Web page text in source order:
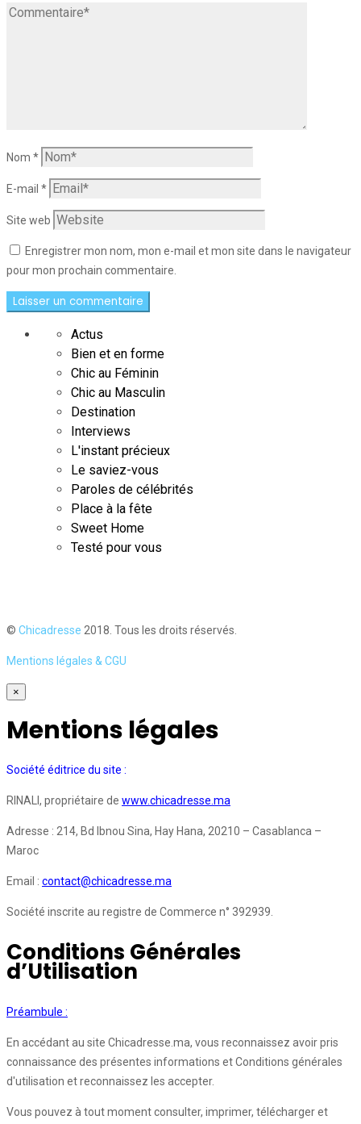
Nom *
E-mail *
Site web
Enregistrer mon nom, mon e-mail et mon site dans le navigateur
pour mon prochain commentaire.
Actus
Bien et en forme
Chic au Féminin
Chic au Masculin
Destination
Interviews
L'instant précieux
Le saviez-vous
Paroles de célébrités
Place à la fête
Sweet Home
Testé pour vous
© Chicadresse 2018. Tous les droits réservés.
Mentions légales & CGU
×
Mentions légales
Société éditrice du site :
RINALI, propriétaire de www.chicadresse.ma
Adresse : 214, Bd Ibnou Sina, Hay Hana, 20210 – Casablanca –
Maroc
Email : contact@chicadresse.ma
Société inscrite au registre de Commerce n° 392939.
Conditions Générales
d’Utilisation
Préambule :
En accédant au site Chicadresse.ma, vous reconnaissez avoir pris
connaissance des présentes informations et Conditions générales
d'utilisation et reconnaissez les accepter.
Vous pouvez à tout moment consulter, imprimer, télécharger et